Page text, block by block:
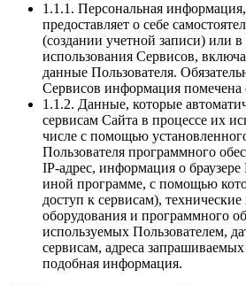
1.1.1. Персональная
предоставляет о себе
(создании учетной записи) или в
использования Сервисов,
данные Пользователя.
Сервисов информация помечена
1.1.2. Данные, которые
сервисам Сайта в процессе их
числе с помощью
Пользователя программного
IP-адрес, информация о браузере
иной программе, с помощью
доступ к сервисам), технические
оборудования и программного
используемых Пользователем,
сервисам, адреса
подобная информация.